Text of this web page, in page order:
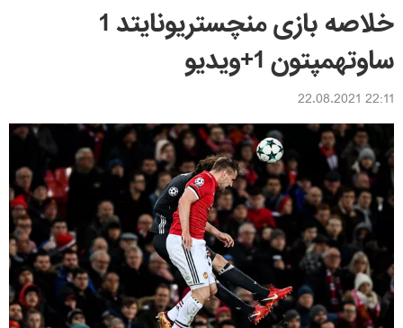
خلاصه بازی منچستریونایتد 1
ساوتهمپتون 1+ویدیو
22:11 22.08.2021